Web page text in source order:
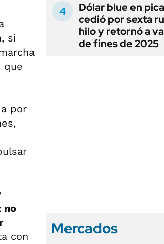
si
que
por
no
con
Dólar blue en
cedió por sexta
hilo y retornó a
de fines de 2025
Mercados